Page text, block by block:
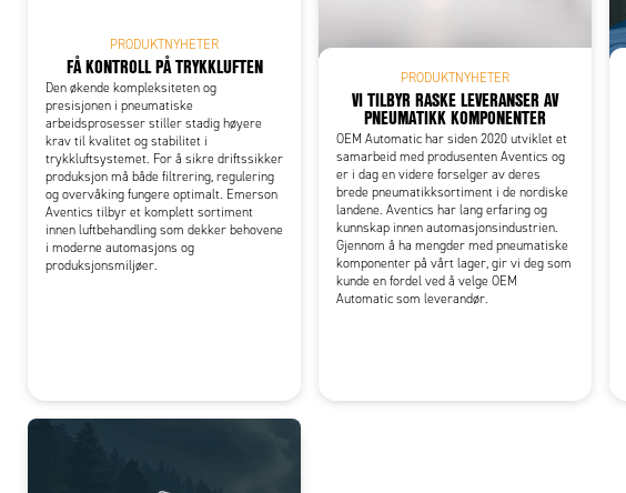
PRODUKTNYHETER
FÅ KONTROLL PÅ TRYKKLUFTEN
Den økende kompleksiteten og
presisjonen i pneumatiske
arbeidsprosesser stiller stadig høyere
krav til kvalitet og stabilitet i
trykkluftsystemet. For å sikre driftssikker
produksjon må både filtrering, regulering
og overvåking fungere optimalt. Emerson
Aventics tilbyr et komplett sortiment
innen luftbehandling som dekker behovene
i moderne automasjons og
produksjonsmiljøer.
PRODUKTNYHETER
VI TILBYR RASKE LEVERANSER AV
PNEUMATIKK KOMPONENTER
OEM Automatic har siden 2020 utviklet et
samarbeid med produsenten Aventics og
er i dag en videre forselger av deres
brede pneumatikksortiment i de nordiske
landene. Aventics har lang erfaring og
kunnskap innen automasjonsindustrien.
Gjennom å ha mengder med pneumatiske
komponenter på vårt lager, gir vi deg som
kunde en fordel ved å velge OEM
Automatic som leverandør.